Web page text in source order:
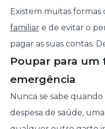
Existem muitas formas
familiare de evitar o
pagar as suas contas.
Poupar para um
emergência
Nunca se sabe
despesa de saúde,